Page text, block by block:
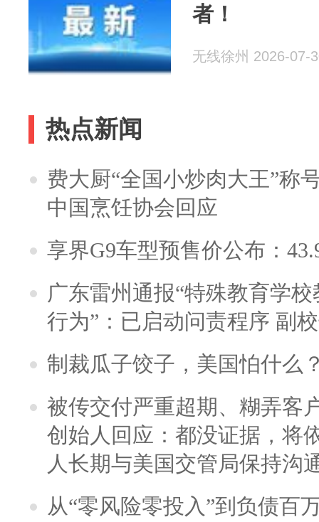
者！
无线徐州 2026-07-
热点新闻
费大厨“全国小炒肉大王”称
中国烹饪协会回应
享界G9车型预售价公布：
广东雷州通报“特殊教育学
行为”：已启动问责程序 副
制裁瓜子饺子，美国怕什么
被传交付严重超期、糊弄客
创始人回应：都没证据，将
人长期与美国交管局保持沟
从“零风险零投入”到负债百